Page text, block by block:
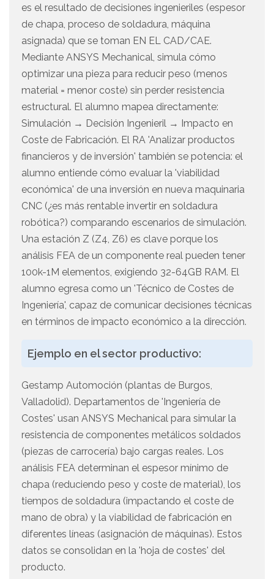
es el resultado de decisiones ingenieriles (espesor
de chapa, proceso de soldadura, máquina
asignada) que se toman EN EL CAD/CAE.
Mediante ANSYS Mechanical, simula cómo
optimizar una pieza para reducir peso (menos
material = menor coste) sin perder resistencia
estructural. El alumno mapea directamente:
Simulación → Decisión Ingenieril → Impacto en
Coste de Fabricación. El RA 'Analizar productos
financieros y de inversión' también se potencia: el
alumno entiende cómo evaluar la 'viabilidad
económica' de una inversión en nueva maquinaria
CNC (¿es más rentable invertir en soldadura
robótica?) comparando escenarios de simulación.
Una estación Z (Z4, Z6) es clave porque los
análisis FEA de un componente real pueden tener
100k-1M elementos, exigiendo 32-64GB RAM. El
alumno egresa como un 'Técnico de Costes de
Ingeniería', capaz de comunicar decisiones técnicas
en términos de impacto económico a la dirección.
Ejemplo en el sector productivo:
Gestamp Automoción (plantas de Burgos,
Valladolid). Departamentos de 'Ingeniería de
Costes' usan ANSYS Mechanical para simular la
resistencia de componentes metálicos soldados
(piezas de carrocería) bajo cargas reales. Los
análisis FEA determinan el espesor mínimo de
chapa (reduciendo peso y coste de material), los
tiempos de soldadura (impactando el coste de
mano de obra) y la viabilidad de fabricación en
diferentes líneas (asignación de máquinas). Estos
datos se consolidan en la 'hoja de costes' del
producto.